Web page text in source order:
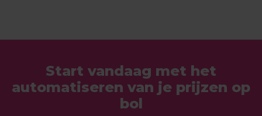
Start vandaag met het
automatiseren van je prijzen op
bol